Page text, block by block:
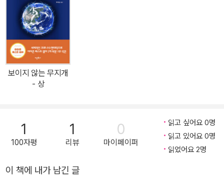
대사, 미국 이산화탄소연맹 국제회원 등으로 활동하며, 유튜브 “박석
순의 환경TV”를 운영하고 있다.
1918년 스페인 독감과 유사한 점이 눈에 띄며 코로나바이러스 양성
반응자들이 보이는 후각 상실이나 심혈관 질환 증후 등은 지구의 전
자기 환경 교란과 깊은 관련이 있음을 지적하고 있다. 또 지금의 5G
와 통신위성 발사는 스페인 독감 당시 과도한 전파기술 사용으로 인
해 급증한 지구의 전자기 환경 변화 수준에 이르렀음을 경고하고 있
장 질환, 당뇨병, 암은 19세기에 인간이 만든 전기가 널리 사용되기
이전에는 매우 드문 질병이었다. 오늘날 이러한 질병은 휴대전화, 중
계기 안테나, 와이파이, 무선 컴퓨터, 기타 무선기기 및 기반시설에서
으로 인해 주로 발생하고 있다. 2020년 현재, 하늘에는 수천 개의 통
보이지 않는 무지개
- 상
1
100자평
1
리뷰
0
마이페이퍼
읽고 싶어요 0명
읽고 있어요 0명
읽었어요 2명
이 책에 내가 남긴 글